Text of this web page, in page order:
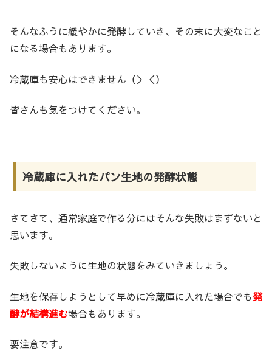
そんなふうに緩やかに発酵していき、その末に大変なこと
になる場合もあります。
冷蔵庫も安心はできません（＞＜）
皆さんも気をつけてください。
冷蔵庫に入れたパン生地の発酵状態
さてさて、通常家庭で作る分にはそんな失敗はまずないと
思います。
失敗しないように生地の状態をみていきましょう。
生地を保存しようとして早めに冷蔵庫に入れた場合でも発
酵が結構進む場合もあります。
要注意です。